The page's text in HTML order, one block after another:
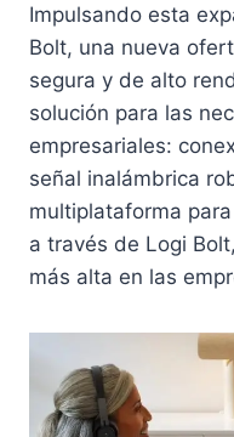
Impulsando esta
Bolt, una nueva
segura y de alto
solución para las
empresariales:
señal inalámbrica
multiplataforma
a través de Logi
más alta en las